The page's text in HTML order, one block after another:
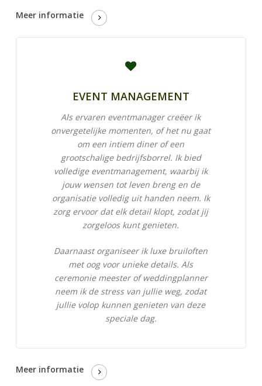
Meer informatie
EVENT MANAGEMENT
Als ervaren eventmanager creëer ik
onvergetelijke momenten, of het nu gaat
om een intiem diner of een
grootschalige bedrijfsborrel. Ik bied
volledige eventmanagement, waarbij ik
jouw wensen tot leven breng en de
organisatie volledig uit handen neem. Ik
zorg ervoor dat elk detail klopt, zodat jij
zorgeloos kunt genieten.
Daarnaast organiseer ik luxe bruiloften
met oog voor unieke details. Als
ceremonie meester of weddingplanner
neem ik de stress van jullie weg, zodat
jullie volop kunnen genieten van deze
speciale dag.
Meer informatie